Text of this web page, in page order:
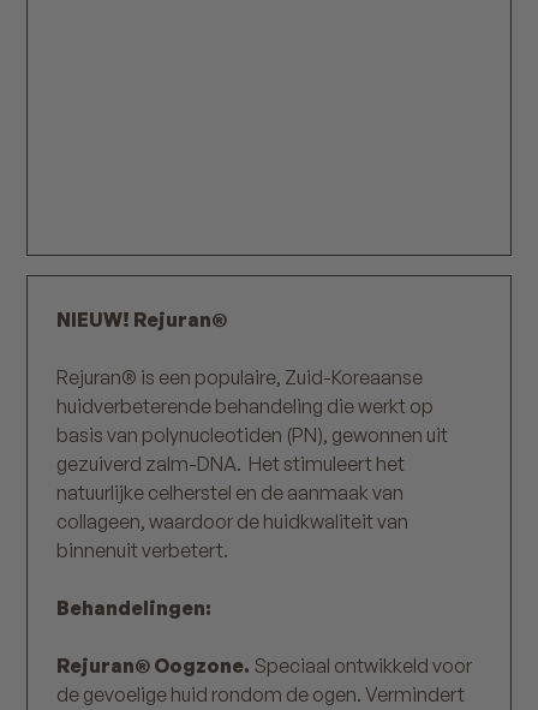
NIEUW! Rejuran®
Rejuran® is een populaire, Zuid-Koreaanse
huidverbeterende behandeling die werkt op
basis van polynucleotiden (PN), gewonnen uit
gezuiverd zalm-DNA. Het stimuleert het
natuurlijke celherstel en de aanmaak van
collageen, waardoor de huidkwaliteit van
binnenuit verbetert.
Behandelingen:
Rejuran® Oogzone. Speciaal ontwikkeld voor
de gevoelige huid rondom de ogen. Vermindert